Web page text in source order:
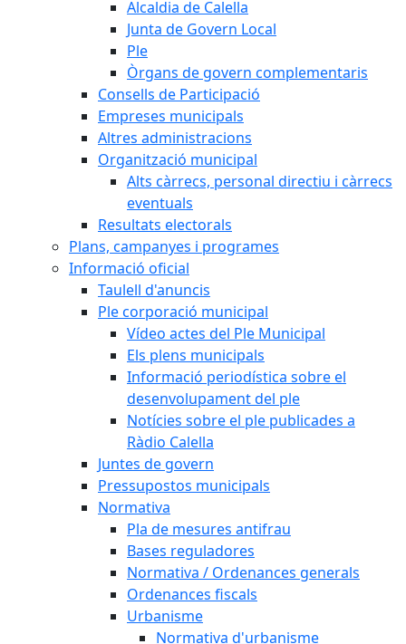
Alcaldia de Calella
Junta de Govern Local
Ple
Òrgans de govern complementaris
Consells de Participació
Empreses municipals
Altres administracions
Organització municipal
Alts càrrecs, personal directiu i càrrecs
eventuals
Resultats electorals
Plans, campanyes i programes
Informació oficial
Taulell d'anuncis
Ple corporació municipal
Vídeo actes del Ple Municipal
Els plens municipals
Informació periodística sobre el
desenvolupament del ple
Notícies sobre el ple publicades a
Ràdio Calella
Juntes de govern
Pressupostos municipals
Normativa
Pla de mesures antifrau
Bases reguladores
Normativa / Ordenances generals
Ordenances fiscals
Urbanisme
Normativa d'urbanisme